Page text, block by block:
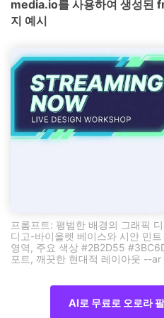
media.io를 사용하여 생성된
지 예시
프롬프트: 평범한 배경의 그래픽
디고-바이올렛 베이스와 시안 민
영역, 주요 색상 #2B2D55
포트, 깨끗한 현대적 레이아웃 --ar
AI로 무료로 오로라